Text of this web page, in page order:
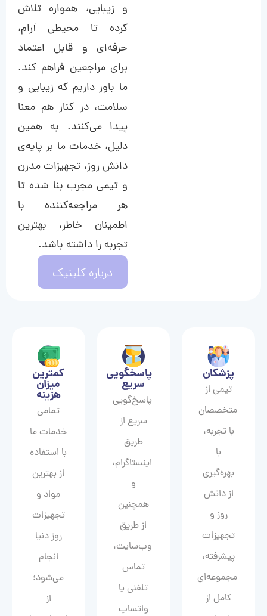
و زیبایی، همواره تلاش
کرده تا محیطی آرام،
حرفه‌ای و قابل اعتماد
برای مراجعین فراهم کند.
ما باور داریم که زیبایی و
سلامت، در کنار هم معنا
پیدا می‌کنند. به همین
دلیل، خدمات ما بر پایه‌ی
دانش روز، تجهیزات مدرن
و تیمی مجرب بنا شده تا
هر مراجعه‌کننده با
اطمینان خاطر، بهترین
تجربه را داشته باشد.
درباره کلینیک
پزشکان
تیمی از
متخصصان
با تجربه،
با
بهره‌گیری
از دانش
روز و
تجهیزات
پیشرفته،
مجموعه‌ای
کامل از
پاسخگویی
سریع
پاسخ‌گویی
سریع از
طریق
اینستاگرام،
و
همچنین
از طریق
وب‌سایت،
تماس
تلفنی یا
واتساپ
کمترین
میزان
هزینه
تمامی
خدمات ما
با استفاده
از بهترین
مواد و
تجهیزات
روز دنیا
انجام
می‌شود؛
از